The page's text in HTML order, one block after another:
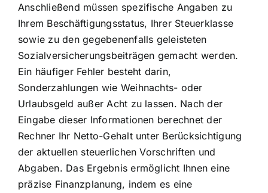
Anschließend müssen spezifische Angaben zu
Ihrem Beschäftigungsstatus, Ihrer Steuerklasse
sowie zu den gegebenenfalls geleisteten
Sozialversicherungsbeiträgen gemacht werden.
Ein häufiger Fehler besteht darin,
Sonderzahlungen wie Weihnachts- oder
Urlaubsgeld außer Acht zu lassen. Nach der
Eingabe dieser Informationen berechnet der
Rechner Ihr Netto-Gehalt unter Berücksichtigung
der aktuellen steuerlichen Vorschriften und
Abgaben. Das Ergebnis ermöglicht Ihnen eine
präzise Finanzplanung, indem es eine